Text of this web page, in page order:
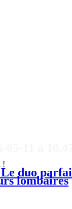
!
Le duo
lombaires